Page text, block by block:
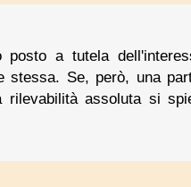
posto a tutela
Se, però, una
assoluta si